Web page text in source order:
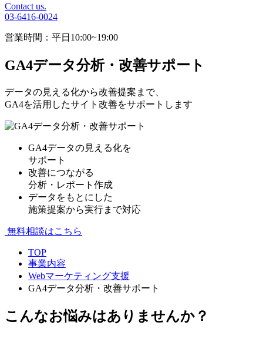
Contact us.
03-6416-0024
営業時間：平日10:00~19:00
GA4データ分析・改善サポート
データの見える化から改善提案まで、
GA4を活用したサイト改善をサポートします
GA4データの見える化を
サポート
改善につながる
分析・レポート作成
データをもとにした
施策提案から実行まで対応
無料相談はこちら
TOP
事業内容
Webマーケティング支援
GA4データ分析・改善サポート
こんなお悩みはありませんか？